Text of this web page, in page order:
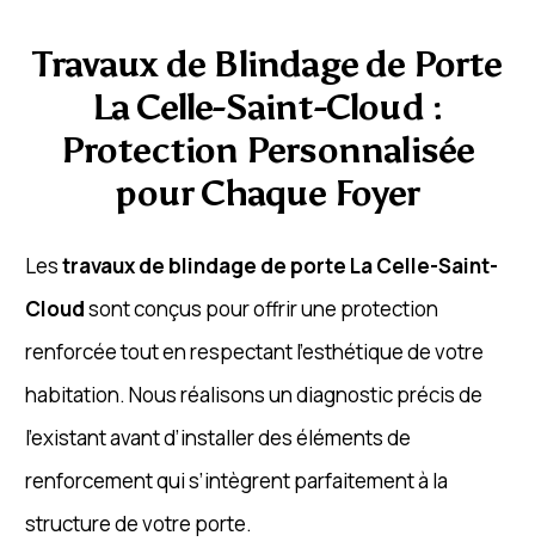
Travaux de Blindage de Porte
La Celle-Saint-Cloud :
Protection Personnalisée
pour Chaque Foyer
Lestravaux de blindage de porte La Celle-Saint-
Cloudsont conçus pour offrir une protection
renforcée tout en respectant l’esthétique de votre
habitation. Nous réalisons un diagnostic précis de
l’existant avant d’installer des éléments de
renforcement qui s’intègrent parfaitement à la
structure de votre porte.